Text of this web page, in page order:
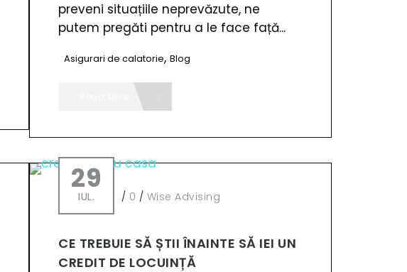
preveni situațiile neprevăzute, ne
putem pregăti pentru a le face față...
Asigurari de calatorie,Blog
29
IUL. / 0 / Wise Advising
CE TREBUIE SĂ ȘTII ÎNAINTE SĂ IEI UN
CREDIT DE LOCUINȚĂ